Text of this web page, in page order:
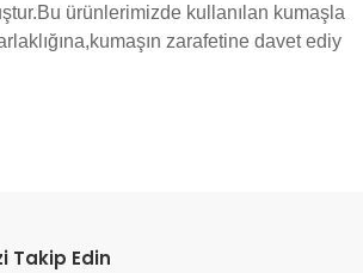
ürünlerimizde kullanılan kumaşla
zarafetine davet ediy
Takip Edin